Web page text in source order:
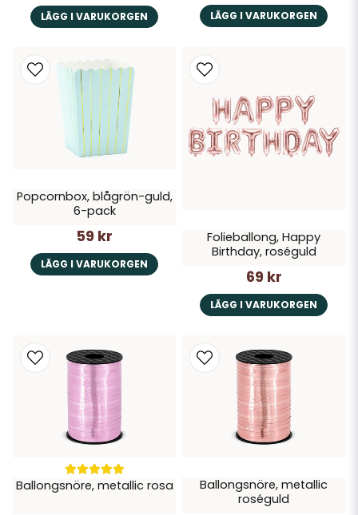
LÄGG I VARUKORGEN LÄGG I VARUKORGEN
Popcornbox, blågrön-guld,
6-pack
59 kr
LÄGG I VARUKORGEN
Folieballong, Happy
Birthday, roséguld
69 kr
LÄGG I VARUKORGEN
Ballongsnöre, metallic rosa
Ballongsnöre, metallic
roséguld